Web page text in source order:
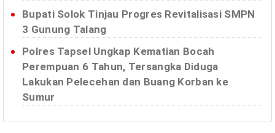
Bupati Solok Tinjau Progres Revitalisasi SMPN
3 Gunung Talang
Polres Tapsel Ungkap Kematian Bocah
Perempuan 6 Tahun, Tersangka Diduga
Lakukan Pelecehan dan Buang Korban ke
Sumur